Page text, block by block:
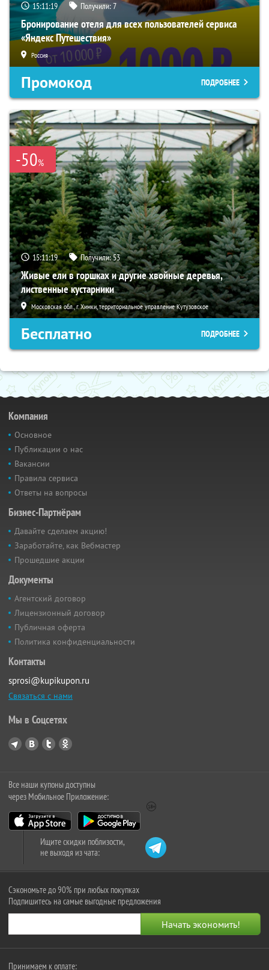
15:11:18 Получили:7
Бронирование отеля для всех пользователей сервиса
«Яндекс Путешествия»
Россия
Промокод ПОДРОБНЕЕ
-50%
15:11:18 Получили:53
Живые ели в горшках и другие хвойные деревья,
лиственные кустарники
Московская обл., г. Химки, территориальное управление Кутузовское
Бесплатно ПОДРОБНЕЕ
Компания
Основное
Публикации о нас
Вакансии
Правила сервиса
Ответы на вопросы
Бизнес-Партнёрам
Давайте сделаем акцию!
Заработайте, как Вебмастер
Прошедшие акции
Документы
Агентский договор
Лицензионный договор
Публичная оферта
Политика конфиденциальности
Контакты
sprosi@kupikupon.ru
Связаться с нами
Мы в Соцсетях
Все наши купоны доступны
через Мобильное Приложение:
Ищите скидки поблизости,
не выходя из чата:
Сэкономьте до 90% при любых покупках
Подпишитесь на самые выгодные предложения
Принимаем к оплате: